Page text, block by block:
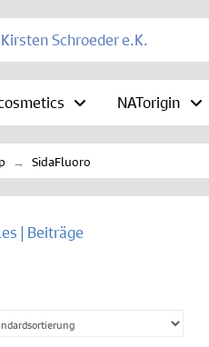
Kirsten Schroeder e.K.
NATorigin
→ SidaFluoro
| Beiträge